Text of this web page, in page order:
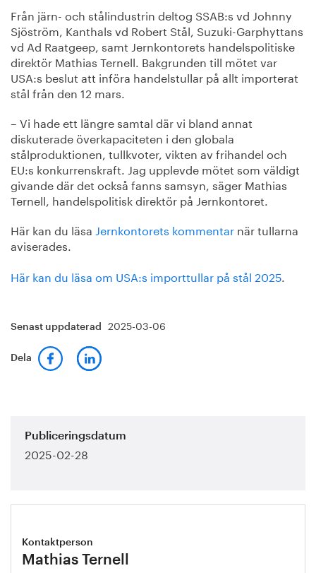
Från järn- och stålindustrin deltog SSAB:s vd Johnny
Sjöström, Kanthals vd Robert Stål, Suzuki-Garphyttans
vd Ad Raatgeep, samt Jernkontorets handelspolitiske
direktör Mathias Ternell. Bakgrunden till mötet var
USA:s beslut att införa handelstullar på allt importerat
stål från den 12 mars.
– Vi hade ett längre samtal där vi bland annat
diskuterade överkapaciteten i den globala
stålproduktionen, tullkvoter, vikten av frihandel och
EU:s konkurrenskraft. Jag upplevde mötet som väldigt
givande där det också fanns samsyn, säger Mathias
Ternell, handelspolitisk direktör på Jernkontoret.
Här kan du läsa Jernkontorets kommentar när tullarna
aviserades.
Här kan du läsa om USA:s importtullar på stål 2025.
Senast uppdaterad 2025-03-06
Dela
Publiceringsdatum
2025-02-28
Kontaktperson
Mathias Ternell